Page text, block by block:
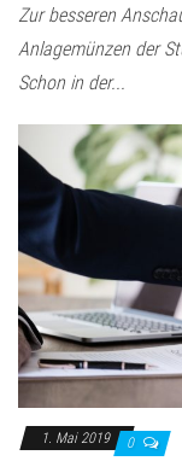
Zur besseren
Anlagemünzen der
Schon in der...
1. Mai 2019 0